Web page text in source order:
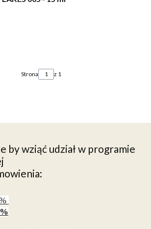
Strona z 1
by wziąć udział w programie